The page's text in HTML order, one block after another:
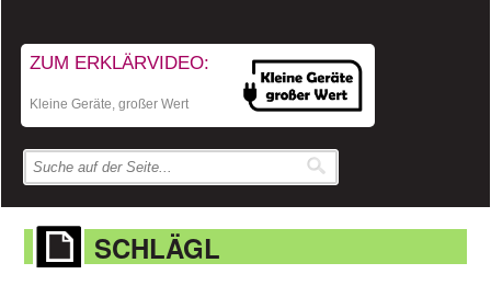
ZUM ERKLÄRVIDEO:
Kleine Geräte, großer Wert
SCHLÄGL